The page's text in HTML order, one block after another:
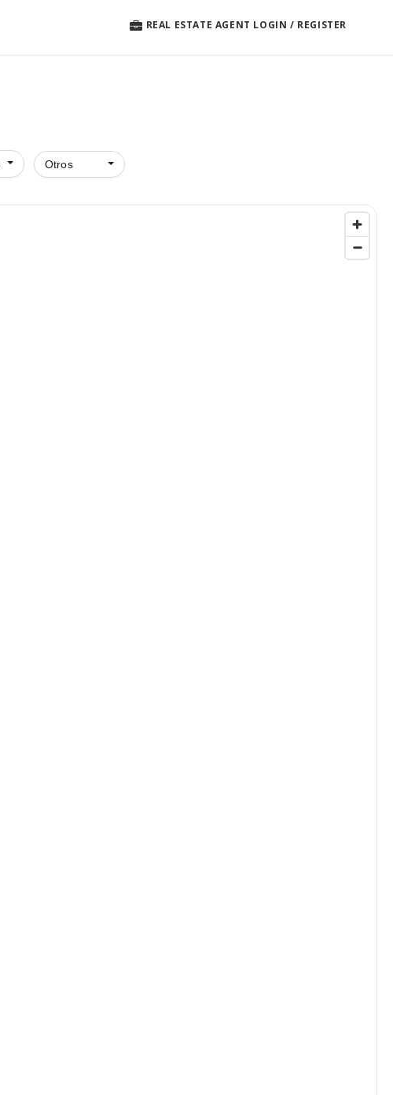
REAL ESTATE AGENT LOGIN / REGISTER
Otros